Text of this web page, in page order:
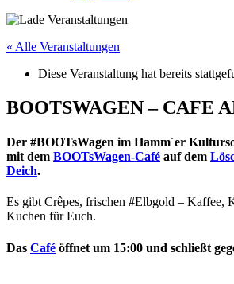
« Alle Veranstaltungen
Diese Veranstaltung hat bereits
BOOTSWAGEN – CAFE
Der #BOOTsWagen im Hamm´er
mit dem BOOTsWagen-Café auf dem
Deich.
Es gibt Crêpes, frischen #Elbgold – Kaffee,
Kuchen für Euch.
Das Café öffnet um 15:00 und schließt